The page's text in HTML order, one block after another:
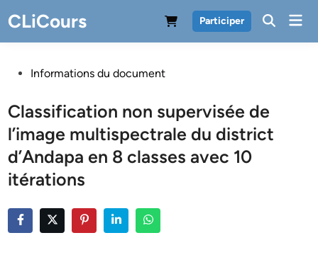
to
content
CLiCours Participer
PostedInformations du document
Classification non supervisée de
l’image multispectrale du district
d’Andapa en 8 classes avec 10
itérations